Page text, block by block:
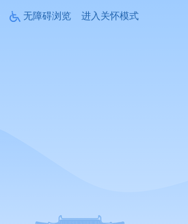
无障碍浏览 进入关怀模式